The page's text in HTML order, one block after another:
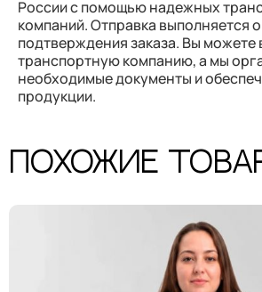
России с помощью надежных
компаний. Отправка выполняется
подтверждения заказа. Вы можете
транспортную компанию, а мы
необходимые документы и
продукции.
Похожие